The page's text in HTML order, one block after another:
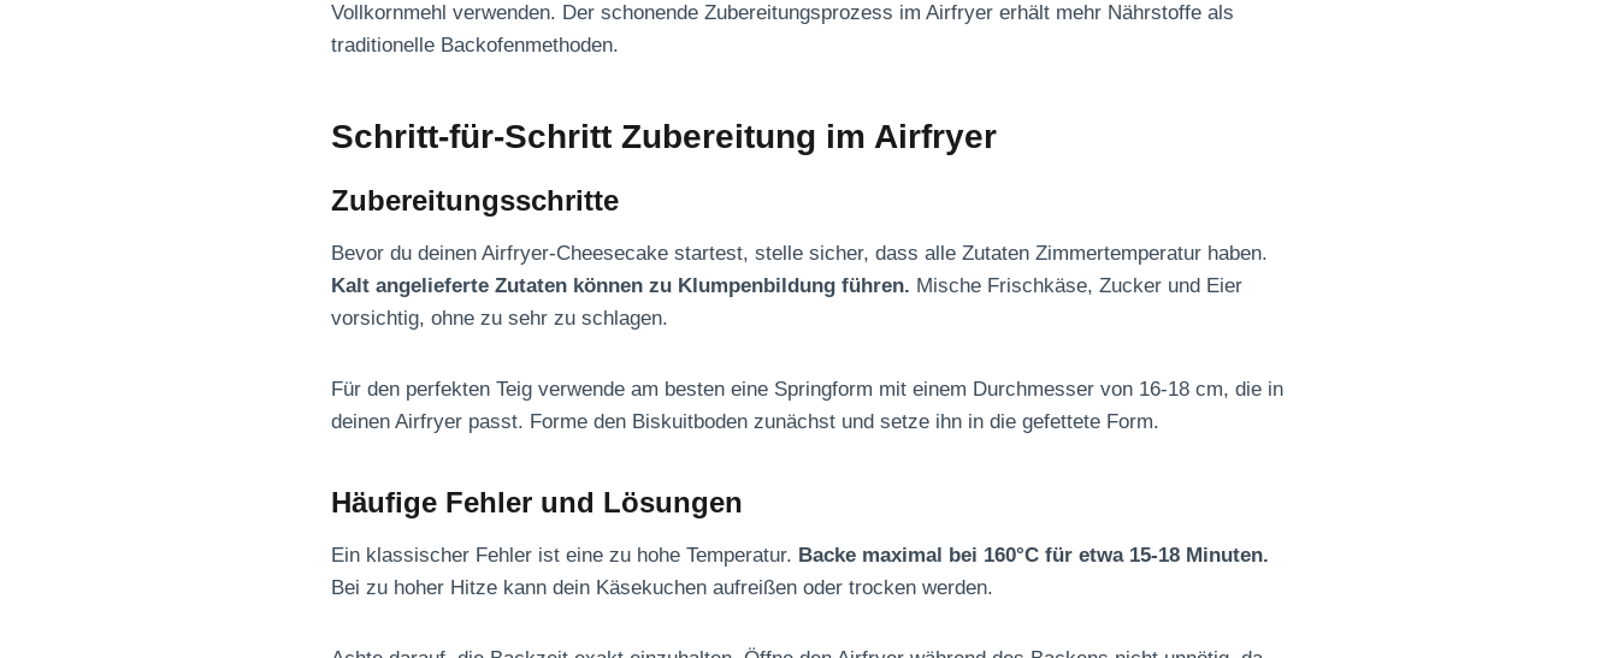
Vollkornmehl verwenden. Der schonende Zubereitungsprozess im Airfryer erhält mehr Nährstoffe als
traditionelle Backofenmethoden.
Schritt-für-Schritt Zubereitung im Airfryer
Zubereitungsschritte
Bevor du deinen Airfryer-Cheesecake startest, stelle sicher, dass alle Zutaten Zimmertemperatur haben.
Kalt angelieferte Zutaten können zu Klumpenbildung führen. Mische Frischkäse, Zucker und Eier
vorsichtig, ohne zu sehr zu schlagen.
Für den perfekten Teig verwende am besten eine Springform mit einem Durchmesser von 16-18 cm, die in
deinen Airfryer passt. Forme den Biskuitboden zunächst und setze ihn in die gefettete Form.
Häufige Fehler und Lösungen
Ein klassischer Fehler ist eine zu hohe Temperatur. Backe maximal bei 160°C für etwa 15-18 Minuten.
Bei zu hoher Hitze kann dein Käsekuchen aufreißen oder trocken werden.